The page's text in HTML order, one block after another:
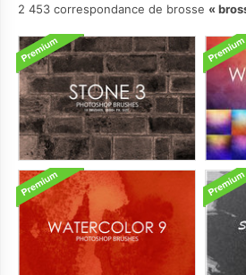
2 453 correspondance de brosse